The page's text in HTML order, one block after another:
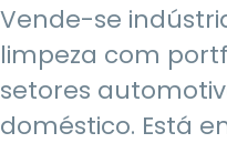
Vende-se
limpeza com
setores
doméstico. Está